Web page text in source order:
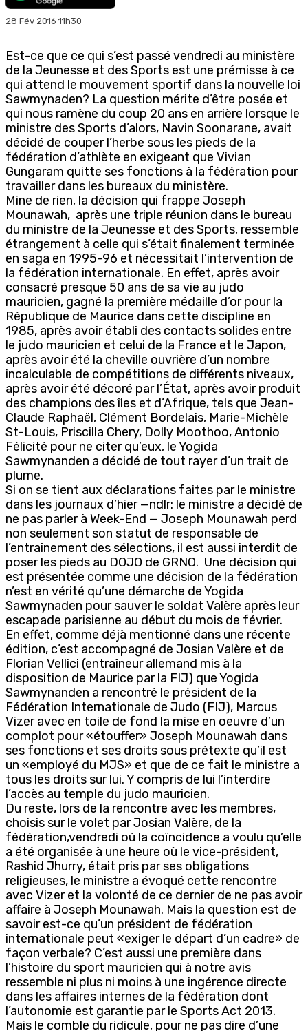
28 Fév 2016 11h30
Est-ce que ce qui s’est passé vendredi au ministère
de la Jeunesse et des Sports est une prémisse à ce
qui attend le mouvement sportif dans la nouvelle loi
Sawmynaden? La question mérite d’être posée et
qui nous ramène du coup 20 ans en arrière lorsque le
ministre des Sports d’alors, Navin Soonarane, avait
décidé de couper l’herbe sous les pieds de la
fédération d’athlète en exigeant que Vivian
Gungaram quitte ses fonctions à la fédération pour
travailler dans les bureaux du ministère.
Mine de rien, la décision qui frappe Joseph
Mounawah, après une triple réunion dans le bureau
du ministre de la Jeunesse et des Sports, ressemble
étrangement à celle qui s’était finalement terminée
en saga en 1995-96 et nécessitait l’intervention de
la fédération internationale. En effet, après avoir
consacré presque 50 ans de sa vie au judo
mauricien, gagné la première médaille d’or pour la
République de Maurice dans cette discipline en
1985, après avoir établi des contacts solides entre
le judo mauricien et celui de la France et le Japon,
après avoir été la cheville ouvrière d’un nombre
incalculable de compétitions de différents niveaux,
après avoir été décoré par l’État, après avoir produit
des champions des îles et d’Afrique, tels que Jean-
Claude Raphaël, Clément Bordelais, Marie-Michèle
St-Louis, Priscilla Chery, Dolly Moothoo, Antonio
Félicité pour ne citer qu’eux, le Yogida
Sawmynanden a décidé de tout rayer d’un trait de
plume.
Si on se tient aux déclarations faites par le ministre
dans les journaux d’hier —ndlr: le ministre a décidé de
ne pas parler à Week-End — Joseph Mounawah perd
non seulement son statut de responsable de
l’entraînement des sélections, il est aussi interdit de
poser les pieds au DOJO de GRNO. Une décision qui
est présentée comme une décision de la fédération
n’est en vérité qu’une démarche de Yogida
Sawmynaden pour sauver le soldat Valère après leur
escapade parisienne au début du mois de février.
En effet, comme déjà mentionné dans une récente
édition, c’est accompagné de Josian Valère et de
Florian Vellici (entraîneur allemand mis à la
disposition de Maurice par la FIJ) que Yogida
Sawmynanden a rencontré le président de la
Fédération Internationale de Judo (FIJ), Marcus
Vizer avec en toile de fond la mise en oeuvre d’un
complot pour «étouffer» Joseph Mounawah dans
ses fonctions et ses droits sous prétexte qu’il est
un «employé du MJS» et que de ce fait le ministre a
tous les droits sur lui. Y compris de lui l’interdire
l’accès au temple du judo mauricien.
Du reste, lors de la rencontre avec les membres,
choisis sur le volet par Josian Valère, de la
fédération,vendredi où la coïncidence a voulu qu’elle
a été organisée à une heure où le vice-président,
Rashid Jhurry, était pris par ses obligations
religieuses, le ministre a évoqué cette rencontre
avec Vizer et la volonté de ce dernier de ne pas avoir
affaire à Joseph Mounawah. Mais la question est de
savoir est-ce qu’un président de fédération
internationale peut «exiger le départ d’un cadre» de
façon verbale? C’est aussi une première dans
l’histoire du sport mauricien qui à notre avis
ressemble ni plus ni moins à une ingérence directe
dans les affaires internes de la fédération dont
l’autonomie est garantie par le Sports Act 2013.
Mais le comble du ridicule, pour ne pas dire d’une